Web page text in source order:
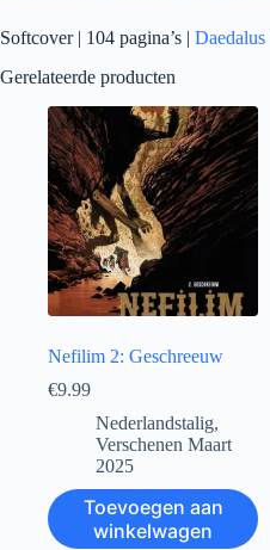
Softcover | 104 pagina’s | Daedalus
Gerelateerde producten
Nefilim 2: Geschreeuw
€9.99
Nederlandstalig,
Verschenen Maart
2025
Toevoegen aan
winkelwagen